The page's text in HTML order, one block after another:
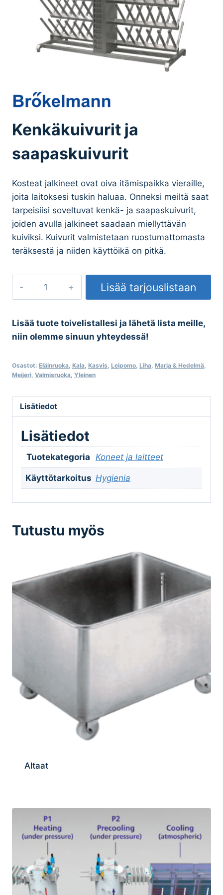
Kenkäkuivurit ja
saapaskuivurit
Kosteat jalkineet ovat oiva itämispaikka vieraille,
joita laitoksesi tuskin haluaa. Onneksi meiltä saat
tarpeisiisi soveltuvat kenkä- ja saapaskuivurit,
joiden avulla jalkineet saadaan miellyttävän
kuiviksi. Kuivurit valmistetaan ruostumattomasta
teräksestä ja niiden käyttöikä on pitkä.
määrä
Lisää tarjouslistaan
Lisää tuote toivelistallesi ja lähetä lista meille,
niin olemme sinuun yhteydessä!
Osastot: Eläinruoka Kala Kasvis Leipomo Liha Marja & Hedelmä
Meijeri Valmisruoka Yleinen
Lisätiedot
Lisätiedot
Tuotekategoria Koneet ja laitteet
Käyttötarkoitus Hygienia
Tutustu myös
Altaat